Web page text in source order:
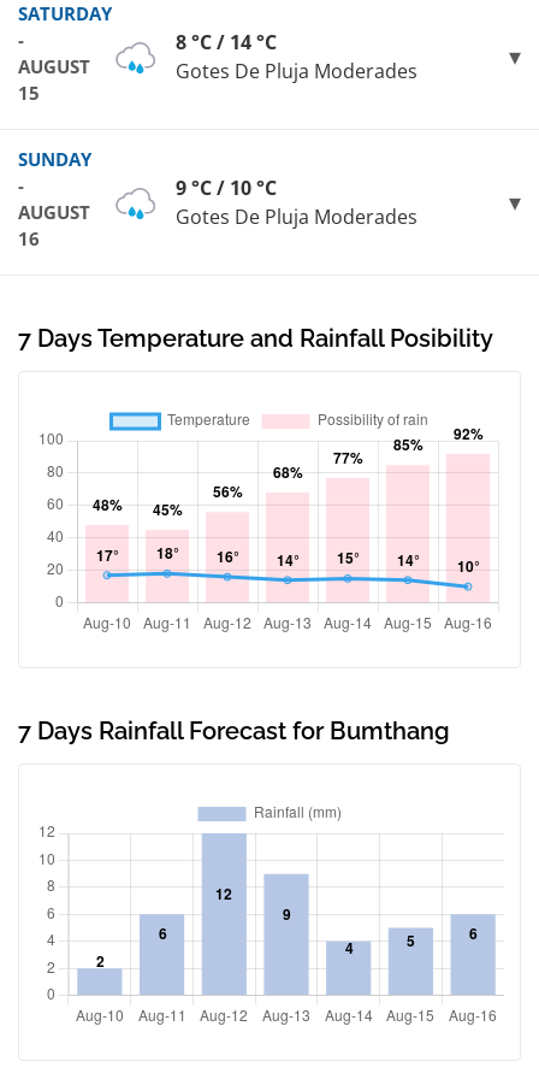
SATURDAY
-
AUGUST
15
8 °C / 14 °C
Gotes De Pluja Moderades
SUNDAY
-
AUGUST
16
9 °C / 10 °C
Gotes De Pluja Moderades
7 Days Temperature and Rainfall Posibility
7 Days Rainfall Forecast for Bumthang